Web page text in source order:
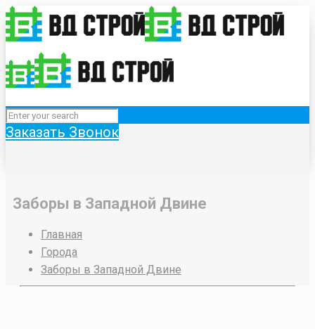
Заказать Звонок
Заборы в Западной Двине
Главная
Города
Заборы в Западной Двине